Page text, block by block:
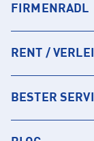
FIRMENRADL
RENT /
BESTER